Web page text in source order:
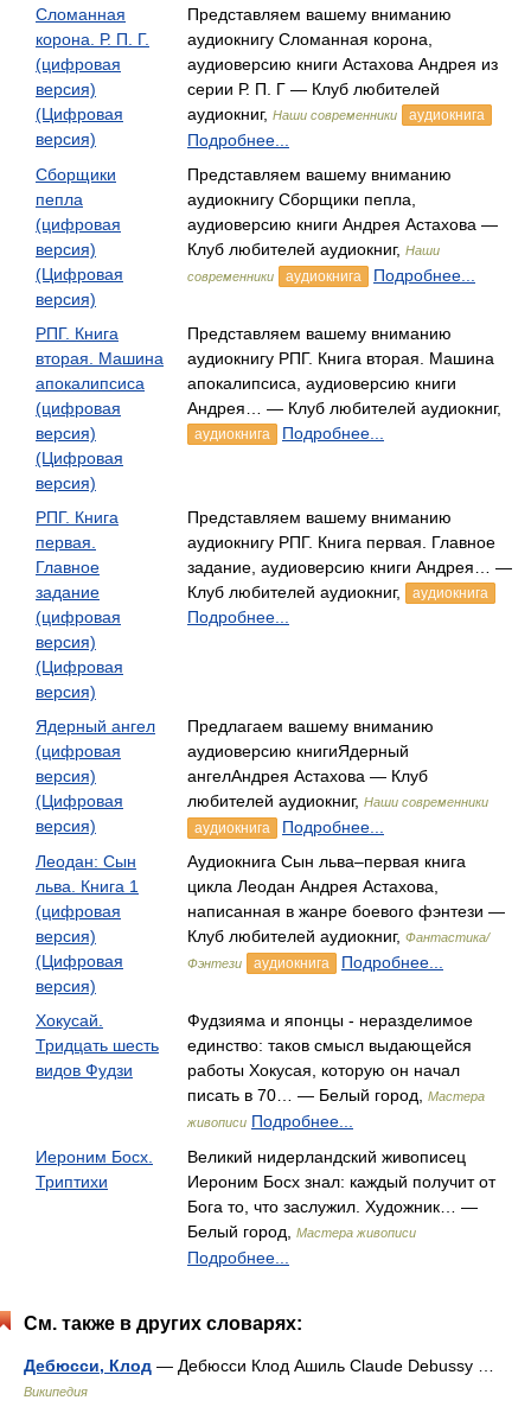
Сломанная
корона. Р. П. Г.
(цифровая
версия)
(Цифровая
версия)
Представляем вашему вниманию
аудиокнигу Сломанная корона,
аудиоверсию книги Астахова Андрея из
серии Р. П. Г — Клуб любителей
аудиокниг, Наши современники аудиокнига
Подробнее...
Сборщики
пепла
(цифровая
версия)
(Цифровая
версия)
Представляем вашему вниманию
аудиокнигу Сборщики пепла,
аудиоверсию книги Андрея Астахова —
Клуб любителей аудиокниг, Наши
современники
аудиокнига Подробнее...
РПГ. Книга
вторая. Машина
апокалипсиса
(цифровая
версия)
(Цифровая
версия)
Представляем вашему вниманию
аудиокнигу РПГ. Книга вторая. Машина
апокалипсиса, аудиоверсию книги
Андрея… — Клуб любителей аудиокниг,
аудиокнига Подробнее...
РПГ. Книга
первая.
Главное
задание
(цифровая
версия)
(Цифровая
версия)
Представляем вашему вниманию
аудиокнигу РПГ. Книга первая. Главное
задание, аудиоверсию книги Андрея… —
Клуб любителей аудиокниг,
аудиокнига
Подробнее...
Ядерный ангел
(цифровая
версия)
(Цифровая
версия)
Предлагаем вашему вниманию
аудиоверсию книгиЯдерный
ангелАндрея Астахова — Клуб
любителей аудиокниг, Наши современники
аудиокнига
Подробнее...
Леодан: Сын
льва. Книга 1
(цифровая
версия)
(Цифровая
версия)
Аудиокнига Сын льва–первая книга
цикла Леодан Андрея Астахова,
написанная в жанре боевого фэнтези —
Клуб любителей аудиокниг, Фантастика/
Фэнтези
аудиокнига Подробнее...
Хокусай.
Тридцать шесть
видов Фудзи
Фудзияма и японцы - неразделимое
единство: таков смысл выдающейся
работы Хокусая, которую он начал
писать в 70… — Белый город,
Мастера
живописи Подробнее...
Иероним Босх.
Триптихи
Великий нидерландский живописец
Иероним Босх знал: каждый получит от
Бога то, что заслужил. Художник… —
Белый город,
Мастера живописи
Подробнее...
См. также в других словарях:
Дебюсси, Клод — Дебюсси Клод Ашиль Claude Debussy …
Википедия